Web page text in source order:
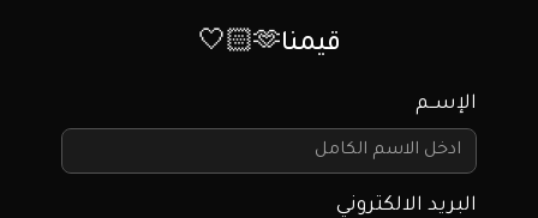
قيمنا🫶🏻🤍
الإســم
البريد الالكتروني